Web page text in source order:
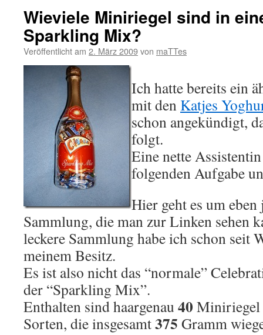
Wieviele Miniriegel sind in
Sparkling Mix?
Veröffentlicht am 2. März 2009von maTTes
Ich hatte bereits ein
mit den Katjes
schon angekündigt,
folgt.
Eine nette
folgenden Aufgabe
Hier geht es um
Sammlung, die man zur Linken sehen
leckere Sammlung habe ich schon seit
meinem Besitz.
Es ist also nicht das “normale”
der “Sparkling Mix”.
Enthalten sind haargenau 40 Miniriegel
Sorten, die insgesamt375 Gramm